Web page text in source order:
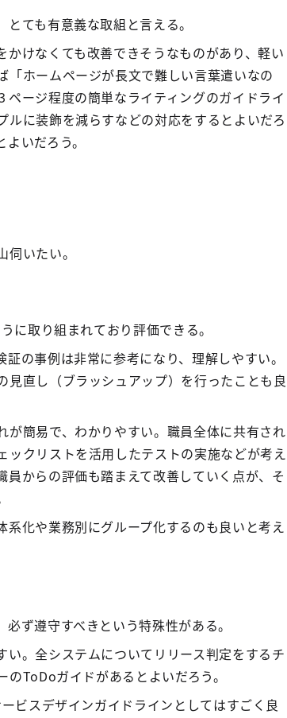
ても有意義な取組と言える。
けなくても改善できそうなものがあり、軽い
ホームページが長文で難しい言葉遣いなの
ージ程度の簡単なライティングのガイドライ
に装飾を減らすなどの対応をするとよいだろ
いだろう。
いたい。
に取り組まれており評価できる。
の事例は非常に参考になり、理解しやすい。
見直し（ブラッシュアップ）を行ったことも良
簡易で、わかりやすい。職員全体に共有され
クリストを活用したテストの実施などが考え
からの評価も踏まえて改善していく点が、そ
化や業務別にグループ化するのも良いと考え
ず遵守すべきという特殊性がある。
。全システムについてリリース判定をするチ
ToDoガイドがあるとよいだろう。
ビスデザインガイドラインとしてはすごく良